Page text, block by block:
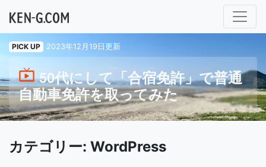
メインナビゲーション
PICK UP 2023年12月19日更新
50代にして「合宿免許」で普通
自動車免許を取ってみた
カテゴリー: WordPress